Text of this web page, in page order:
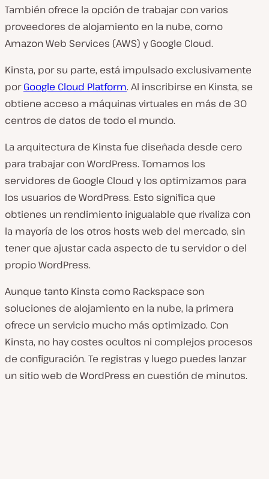
También ofrece la opción de trabajar con varios
proveedores de alojamiento en la nube, como
Amazon Web Services (AWS) y Google Cloud.
Kinsta, por su parte, está impulsado exclusivamente
porGoogle Cloud Platform. Al inscribirse en Kinsta, se
obtiene acceso a máquinas virtuales en más de 30
centros de datos de todo el mundo.
La arquitectura de Kinsta fue diseñada desde cero
para trabajar con WordPress. Tomamos los
servidores de Google Cloud y los optimizamos para
los usuarios de WordPress. Esto significa que
obtienes un rendimiento inigualable que rivaliza con
la mayoría de los otros hosts web del mercado, sin
tener que ajustar cada aspecto de tu servidor o del
propio WordPress.
Aunque tanto Kinsta como Rackspace son
soluciones de alojamiento en la nube, la primera
ofrece un servicio mucho más optimizado. Con
Kinsta, no hay costes ocultos ni complejos procesos
de configuración. Te registras y luego puedes lanzar
un sitio web de WordPress en cuestión de minutos.